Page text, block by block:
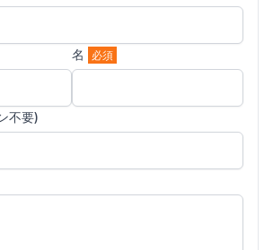
名 必須
不要)